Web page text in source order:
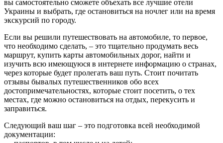
вы самостоятельно сможете объехать все лучшие отели
Украины и выбрать, где остановиться на ночлег или на время
экскурсий по городу.
Если вы решили путешествовать на автомобиле, то первое,
что необходимо сделать, – это тщательно продумать весь
маршрут, купить карты автомобильных дорог, найти и
изучить всю имеющуюся в интернете информацию о странах,
через которые будет пролегать ваш путь. Стоит почитать
отзывы бывалых путешественников обо всех
достопримечательностях, которые стоит посетить, о тех
местах, где можно остановиться на отдых, перекусить и
заправиться.
Следующий ваш шаг – это подготовка всей необходимой
документации: